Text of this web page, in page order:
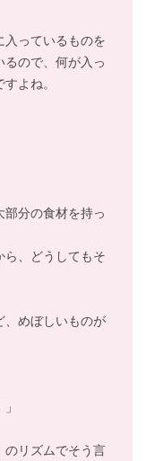
っているものを
ので、何が入っ
よね。
分の食材を持っ
、どうしてもそ
、めぼしいものが
のリズムでそう言